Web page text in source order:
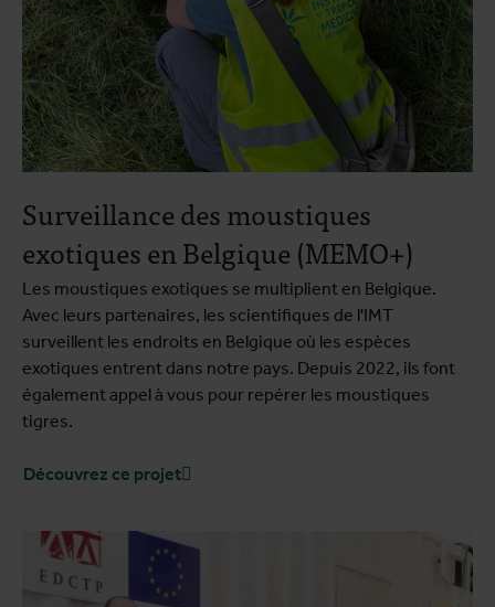
Surveillance des moustiques
exotiques en Belgique (MEMO+)
Les moustiques exotiques se multiplient en Belgique.
Avec leurs partenaires, les scientifiques de l'IMT
surveillent les endroits en Belgique où les espèces
exotiques entrent dans notre pays. Depuis 2022, ils font
également appel à vous pour repérer les moustiques
tigres.
Découvrez ce projet